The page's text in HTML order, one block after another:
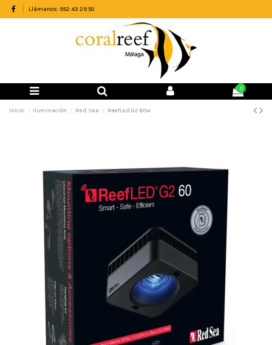
Llámanos: 952 43 29 50
0
Inicio Iluminación Red Sea ReefLed G2 60w